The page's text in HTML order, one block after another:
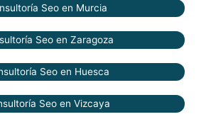
Seo en Murcia
Seo en Zaragoza
Seo en Huesca
Seo en Vizcaya